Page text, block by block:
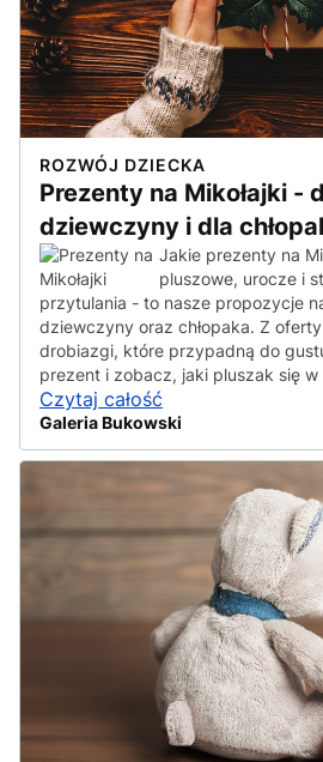
ROZWÓJ DZIECKA
Prezenty na Mikołajki -
dziewczyny i dla
Jakie prezenty na
pluszowe, urocze i
przytulania - to nasze propozycje
dziewczyny oraz chłopaka. Z
drobiazgi, które przypadną do
prezent i zobacz, jaki pluszak się w
Czytaj całość
Galeria Bukowski